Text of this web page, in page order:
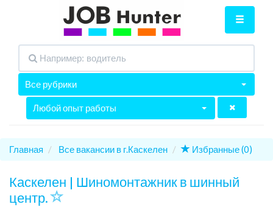
Все рубрики
Любой опыт работы
Главная Все вакансии в г.Каскелен Избранные (0)
Каскелен | Шиномонтажник в шинный
центр.